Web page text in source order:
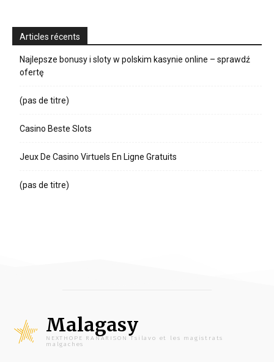
Articles récents
Najlepsze bonusy i sloty w polskim kasynie online – sprawdź
ofertę
(pas de titre)
Casino Beste Slots
Jeux De Casino Virtuels En Ligne Gratuits
(pas de titre)
Malagasy
NEXTHOPE RANARISON Tsilavo et les magistrats
malgaches